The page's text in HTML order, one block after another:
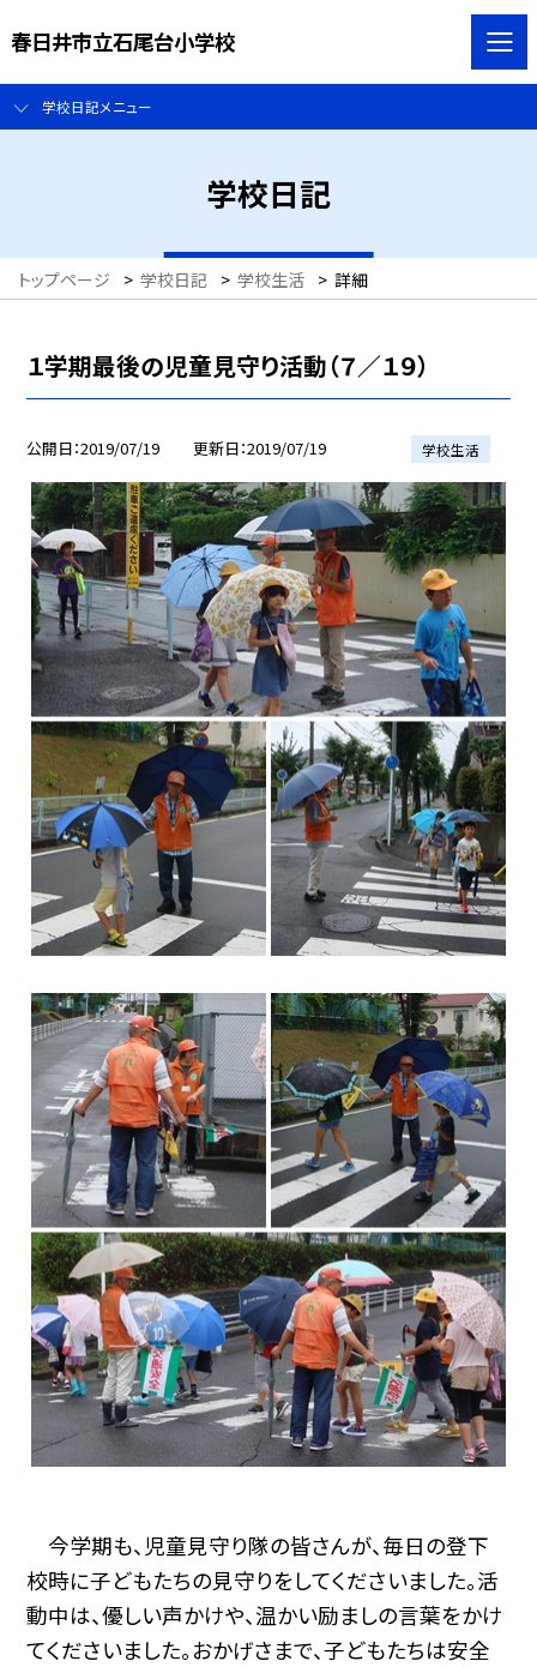
春日井市立石尾台小学校
学校日記メニュー
学校日記
トップページ > 学校日記 > 学校生活 > 詳細
１学期最後の児童見守り活動（７／１９）
公開日 2019/07/19 更新日 2019/07/19 学校生活
今学期も、児童見守り隊の皆さんが、毎日の登下
校時に子どもたちの見守りをしてくださいました。活
動中は、優しい声かけや、温かい励ましの言葉をかけ
てくださいました。おかげさまで、子どもたちは安全